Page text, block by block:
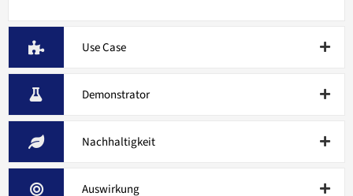
Use Case
Demonstrator
Nachhaltigkeit
Auswirkung